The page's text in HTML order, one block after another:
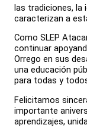
las tradiciones, la
caracterizan a
Como SLEP
continuar
Orrego en sus
una educación
para todas y
Felicitamos
importante
aprendizajes,